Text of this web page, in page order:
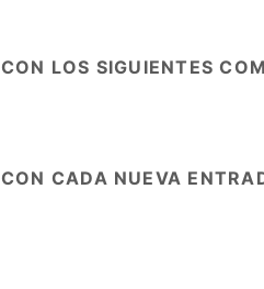
LOS SIGUIENTES
CADA NUEVA